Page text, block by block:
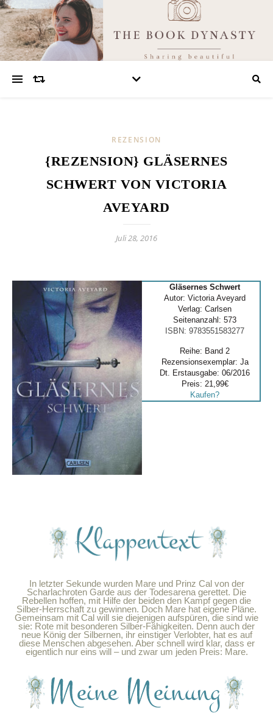
REZENSION
{REZENSION} GLÄSERNES
SCHWERT VON VICTORIA
AVEYARD
Juli 28, 2016
Gläsernes Schwert
Autor: Victoria Aveyard
Verlag: Carlsen
Seitenanzahl: 573
ISBN: 9783551583277
Reihe: Band 2
Rezensionsexemplar: Ja
Dt. Erstausgabe: 06/2016
Preis: 21,99€
Kaufen?
In letzter Sekunde wurden Mare und Prinz Cal von der
Scharlachroten Garde aus der Todesarena gerettet. Die
Rebellen hoffen, mit Hilfe der beiden den Kampf gegen die
Silber-Herrschaft zu gewinnen. Doch Mare hat eigene Pläne.
Gemeinsam mit Cal will sie diejenigen aufspüren, die sind wie
sie: Rote mit besonderen Silber-Fähigkeiten. Denn auch der
neue König der Silbernen, ihr einstiger Verlobter, hat es auf
diese Menschen abgesehen. Aber schnell wird klar, dass er
eigentlich nur eins will – und zwar um jeden Preis: Mare.